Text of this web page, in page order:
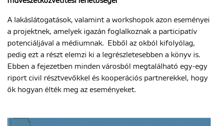
A lakáslátogatások, valamint a workshopok azon eseményei
a projektnek, amelyek igazán foglalkoznak a participatív
potenciáljával a médiumnak. Ebből az okból kifolyólag,
pedig ezt a részt elemzi ki a legrészletesebben a könyv is.
Ebben a fejezetben minden városból megtalálható egy-egy
riport civil résztvevőkkel és kooperációs partnerekkel, hogy
ők hogyan élték meg az eseményeket.